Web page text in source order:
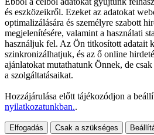
és eszközeikről. Ezeket az adatokat
optimalizálására és személyre szabott
megjelenítésére, valamint a használati
használjuk fel. Az Ön titkosított adatait
szinkronizálhatjuk, és az ő online
ajánlatokat mutathatunk Önnek, de
a szolgáltatásaikat.
Hozzájárulása előtt tájékozódjon a
nyilatkozatunkban..
Elfogadás Csak a szükséges